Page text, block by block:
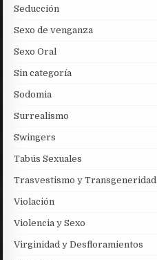
Seducción
Sexo de venganza
Sexo Oral
Sin categoría
Sodomia
Surrealismo
Swingers
Tabús Sexuales
Trasvestismo y Transgeneridad
Violación
Violencia y Sexo
Virginidad y Desfloramientos